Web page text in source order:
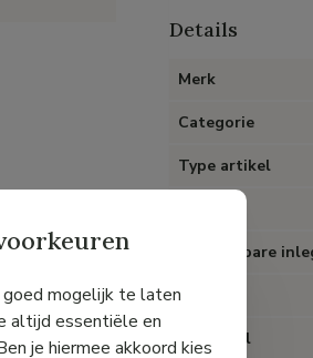
Details
Merk
Categorie
Type artikel
Uitneembare
Hak
Materiaal
mogelijk te laten
altijd essentiële en
je hiermee akkoord kies